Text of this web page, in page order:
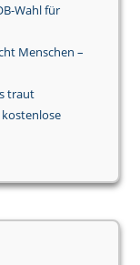
Wahl für
Menschen –
traut